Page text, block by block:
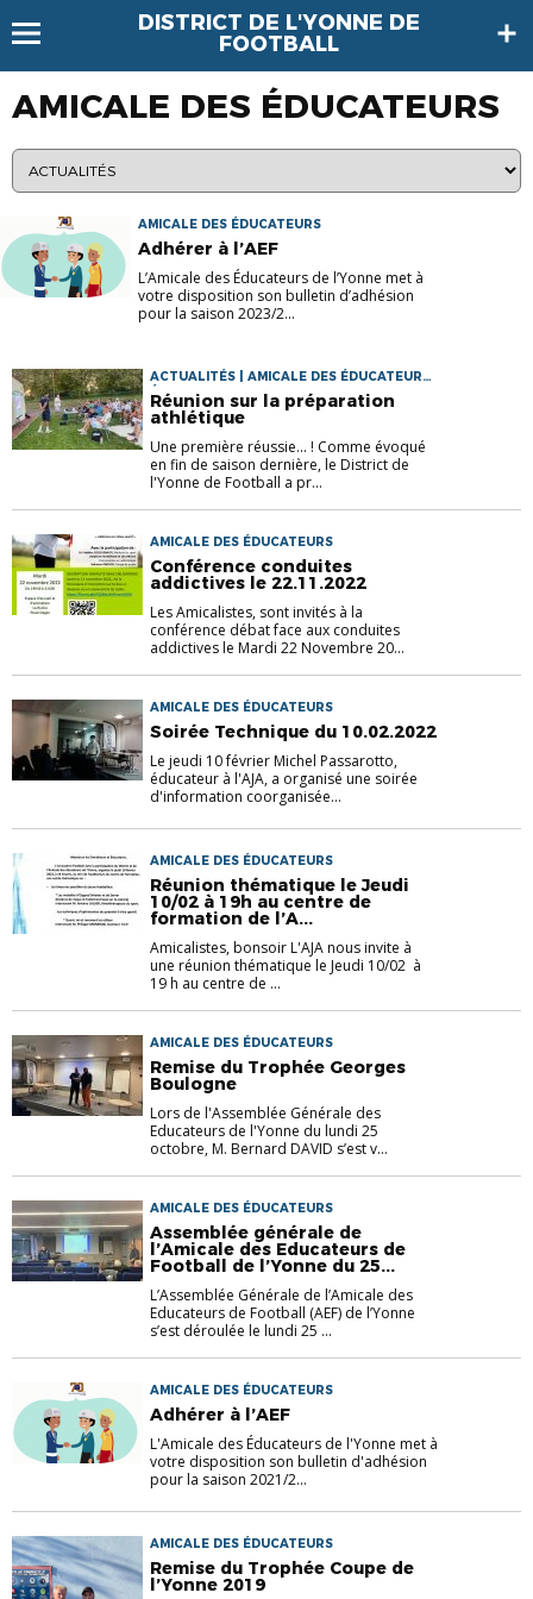
DISTRICT DE L'YONNE DE
FOOTBALL
AMICALE DES ÉDUCATEURS
AMICALE DES ÉDUCATEURS
Adhérer à l’AEF
L’Amicale des Éducateurs de l’Yonne met à
votre disposition son bulletin d’adhésion
pour la saison 2023/2...
ACTUALITÉS | AMICALE DES ÉDUCATEURS |
ÉDUCATEURS
Réunion sur la préparation
athlétique
Une première réussie... ! Comme évoqué
en fin de saison dernière, le District de
l'Yonne de Football a pr...
AMICALE DES ÉDUCATEURS
Conférence conduites
addictives le 22.11.2022
Les Amicalistes, sont invités à la
conférence débat face aux conduites
addictives le Mardi 22 Novembre 20...
AMICALE DES ÉDUCATEURS
Soirée Technique du 10.02.2022
Le jeudi 10 février Michel Passarotto,
éducateur à l'AJA, a organisé une soirée
d'information coorganisée...
AMICALE DES ÉDUCATEURS
Réunion thématique le Jeudi
10/02 à 19h au centre de
formation de l’A...
Amicalistes, bonsoir L'AJA nous invite à
une réunion thématique le Jeudi 10/02 à
19 h au centre de ...
AMICALE DES ÉDUCATEURS
Remise du Trophée Georges
Boulogne
Lors de l'Assemblée Générale des
Educateurs de l'Yonne du lundi 25
octobre, M. Bernard DAVID s’est v...
AMICALE DES ÉDUCATEURS
Assemblée générale de
l’Amicale des Educateurs de
Football de l’Yonne du 25...
L’Assemblée Générale de l’Amicale des
Educateurs de Football (AEF) de l’Yonne
s’est déroulée le lundi 25 ...
AMICALE DES ÉDUCATEURS
Adhérer à l’AEF
L'Amicale des Éducateurs de l'Yonne met à
votre disposition son bulletin d'adhésion
pour la saison 2021/2...
AMICALE DES ÉDUCATEURS
Remise du Trophée Coupe de
l’Yonne 2019